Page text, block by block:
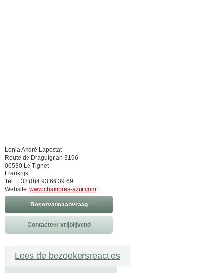
Lonia André Lapostat
Route de Draguignan 3196
06530 Le Tignet
Frankrijk
Tel.: +33 (0)4 93 66 39 69
Website: www.chambres-azur.com
Reservatieaanvraag
Contacteer vrijblijvend
Lees de bezoekersreacties